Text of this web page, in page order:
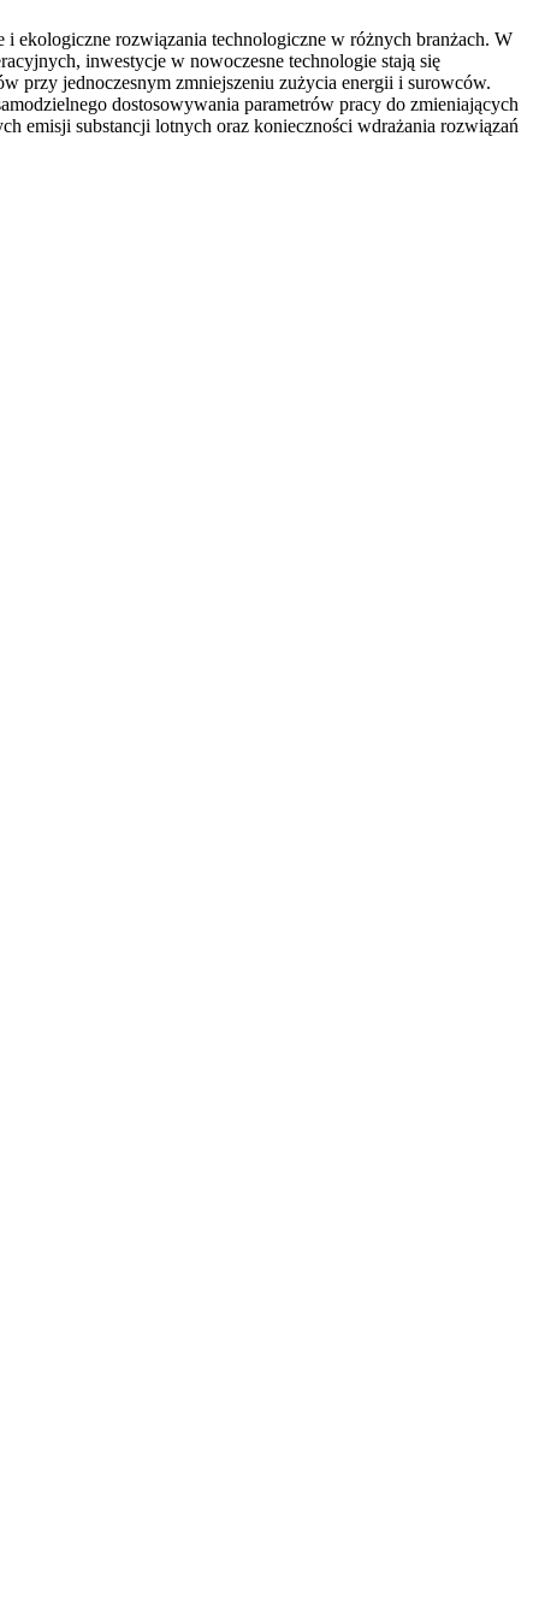
ekologiczne rozwiązania technologiczne w różnych branżach. W
inwestycje w nowoczesne technologie stają się
przy jednoczesnym zmniejszeniu zużycia energii i surowców.
dostosowywania parametrów pracy do zmieniających
emisji substancji lotnych oraz konieczności wdrażania rozwiązań